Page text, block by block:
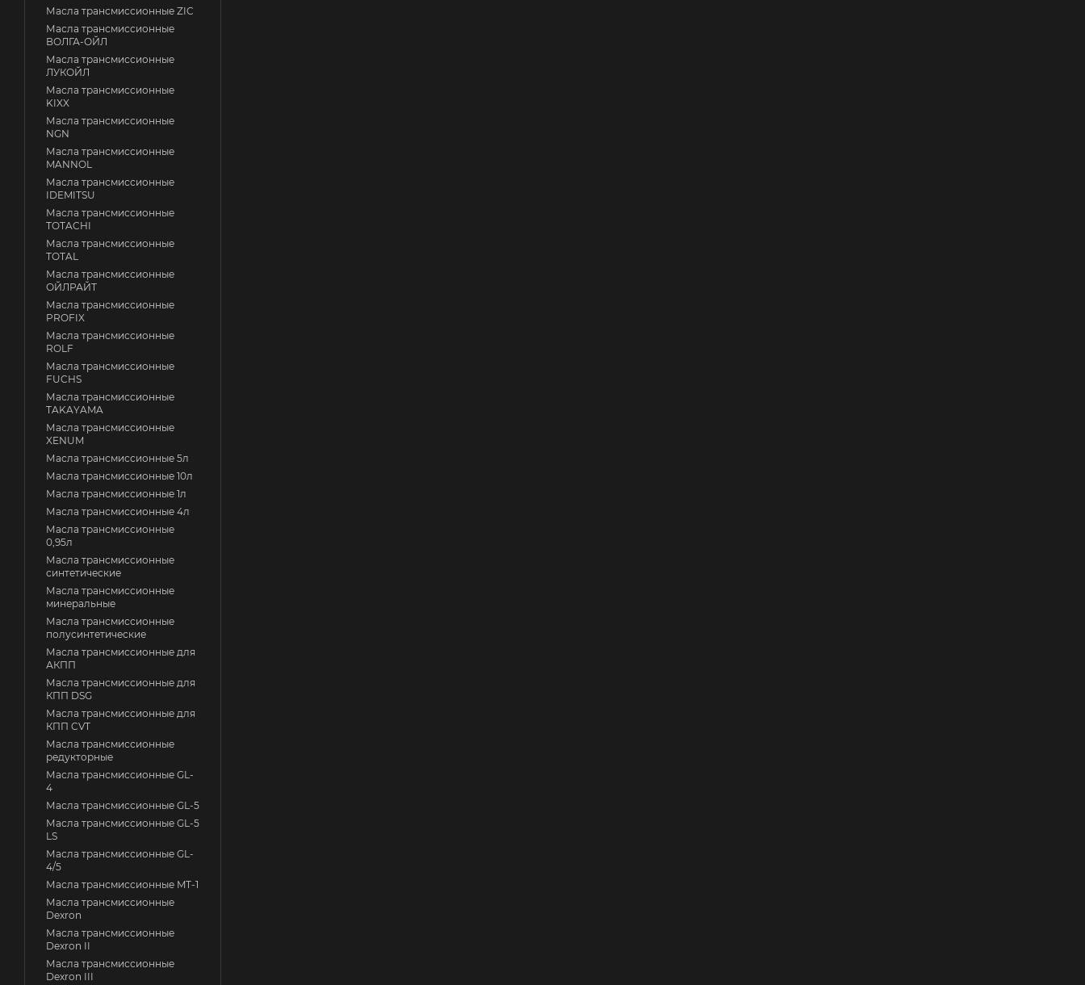
Масла трансмиссионные ZIC
Масла трансмиссионные
ВОЛГА-ОЙЛ
Масла трансмиссионные
ЛУКОЙЛ
Масла трансмиссионные
KIXX
Масла трансмиссионные
NGN
Масла трансмиссионные
MANNOL
Масла трансмиссионные
IDEMITSU
Масла трансмиссионные
TOTACHI
Масла трансмиссионные
TOTAL
Масла трансмиссионные
ОЙЛРАЙТ
Масла трансмиссионные
PROFIX
Масла трансмиссионные
ROLF
Масла трансмиссионные
FUCHS
Масла трансмиссионные
TAKAYAMA
Масла трансмиссионные
XENUM
Масла трансмиссионные 5л
Масла трансмиссионные 10л
Масла трансмиссионные 1л
Масла трансмиссионные 4л
Масла трансмиссионные
0,95л
Масла трансмиссионные
синтетические
Масла трансмиссионные
минеральные
Масла трансмиссионные
полусинтетические
Масла трансмиссионные для
АКПП
Масла трансмиссионные для
КПП DSG
Масла трансмиссионные для
КПП CVT
Масла трансмиссионные
редукторные
Масла трансмиссионные GL-
4
Масла трансмиссионные GL-5
Масла трансмиссионные GL-5
LS
Масла трансмиссионные GL-
4/5
Масла трансмиссионные MT-1
Масла трансмиссионные
Dexron
Масла трансмиссионные
Dexron II
Масла трансмиссионные
Dexron III